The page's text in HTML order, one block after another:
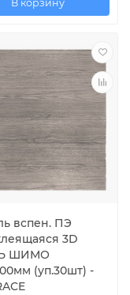
В корзину
вспен. ПЭ
3D
ШИМО
(уп.30шт) -